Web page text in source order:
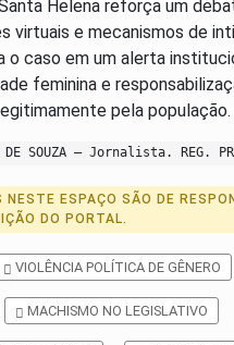
Helena reforça um
virtuais e mecanismos de
o caso em um alerta
feminina e
pela população.
DE SOUZA – Jornalista. REG.
ESPAÇO SÃO DE
DO PORTAL.
VIOLÊNCIA POLÍTICA DE GÊNERO
MACHISMO NO LEGISLATIVO